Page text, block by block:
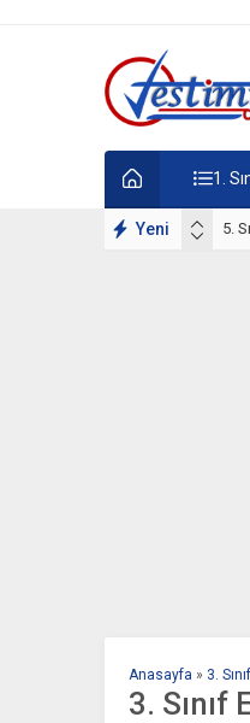
1.
Yeni 5.
Anasayfa » 3. Sınıf
3.